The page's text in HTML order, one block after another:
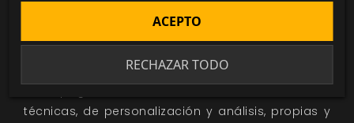
técnicas, de personalización y análisis, propias y
RECHAZAR TODO
ACEPTO